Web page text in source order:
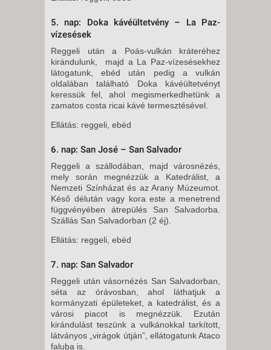
5. nap: Doka kávéültetvény – La Paz-
vízesések
Reggeli után a Poás-vulkán kráteréhez
kirándulunk, majd a La Paz-vízesésekhez
látogatunk, ebéd után pedig a vulkán
oldalában található Doka kávéültetvényt
keressük fel, ahol megismerkedhetünk a
zamatos costa ricai kávé termesztésével.
Ellátás: reggeli, ebéd
6. nap: San José – San Salvador
Reggeli a szállodában, majd városnézés,
mely során megnézzük a Katedrálist, a
Nemzeti Színházat és az Arany Múzeumot.
Késő délután vagy kora este a menetrend
függvényében átrepülés San Salvadorba.
Szállás San Salvadorban (2 éj).
Ellátás: reggeli, ebéd
7. nap: San Salvador
Reggeli után vásornézés San Salvadorban,
séta az órávosban, ahol láthatjuk a
kormányzati épületeket, a katedrálist, és a
városi piacot is megnézzük. Ezután
kirándulást teszünk a vulkánokkal tarkított,
látványos „virágok útján”, ellátogatunk Ataco
faluba is.